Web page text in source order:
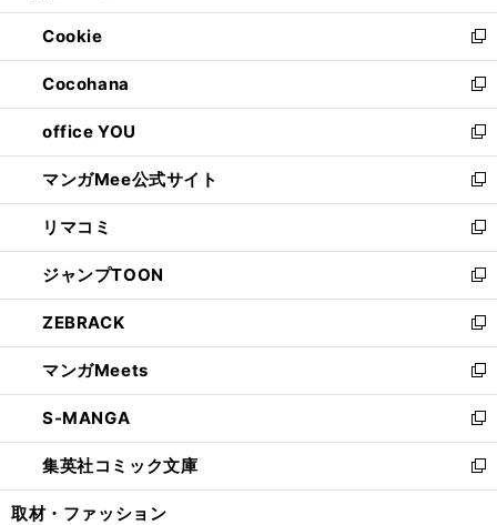
開
く
ウ
で
開
く
ン
ド
ウ
で
開
く
ウ
ィ
ン
ド
ウ
で
開
く
Cookie
新
し
い
ウ
ィ
ン
ド
ウ
で
開
く
Cocohana
新
し
い
ウ
ィ
ン
ド
ウ
で
開
く
office YOU
新
し
い
ウ
ィ
ン
ド
ウ
で
開
く
マンガMee公式サイト
新
し
い
ウ
ィ
ン
ド
ウ
で
開
く
リマコミ
新
し
い
ウ
ィ
ン
ド
ウ
で
開
く
ジャンプTOON
新
し
い
ウ
ィ
ン
ド
ウ
で
開
ZEBRACK
新
し
い
ウ
ィ
ン
ド
ウ
マンガMeets
新
し
い
ウ
ィ
ン
S-MANGA
新
し
い
ウ
集英社コミック文庫
新
し
取材・ファッション